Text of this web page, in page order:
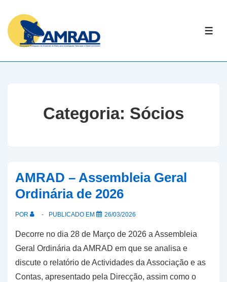
Skip
Content
Categoria: Sócios
AMRAD – Assembleia Geral
Ordinária de 2026
POR PUBLICADO EM 26/03/2026
Decorre no dia 28 de Março de 2026 a Assembleia
Geral Ordinária da AMRAD em que se analisa e
discute o relatório de Actividades da Associação e as
Contas, apresentado pela Direcção, assim como o